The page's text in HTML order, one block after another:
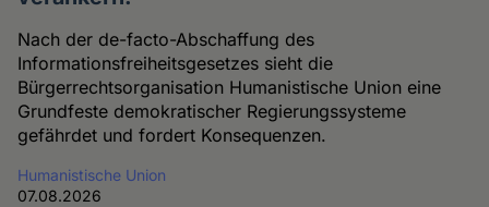
Nach der de-facto-Abschaffung des
Informationsfreiheitsgesetzes sieht die
Bürgerrechtsorganisation Humanistische Union eine
Grundfeste demokratischer Regierungssysteme
gefährdet und fordert Konsequenzen.
Humanistische Union
07.08.2026